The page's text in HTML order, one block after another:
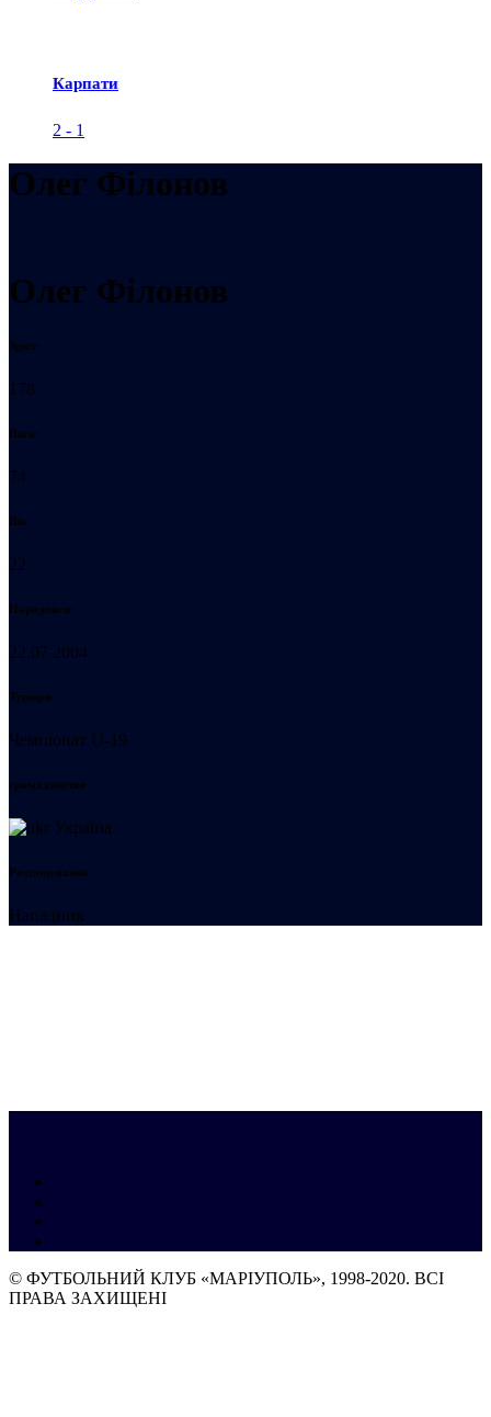
Карпати
2 - 1
Олег Фiлонов
Олег Фiлонов
Зріст:
178
Вага:
74
Вік
22
Народився:
22.07.2004
Турніри
Чемпіонат U-19
громадянство
Україна
Розташування
Нападник
© ФУТБОЛЬНИЙ КЛУБ «МАРІУПОЛЬ», 1998-2020. ВСІ
ПРАВА ЗАХИЩЕНІ